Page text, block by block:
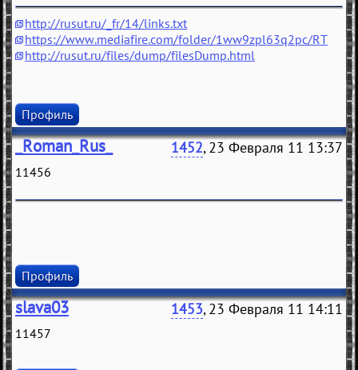
http://rusut.ru/_fr/14/links.txt
https://www.mediafire.com/folder/1ww9zpl63q2pc/RT
http://rusut.ru/files/dump/filesDump.html
Профиль
_Roman_Rus_ 1452, 23 Февраля 11 13:37
11456
Профиль
slava03 1453, 23 Февраля 11 14:11
11457